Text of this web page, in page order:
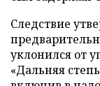
Следствие
уклонился от
«Дальняя